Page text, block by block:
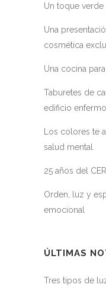
Un toque verde
Una
cosmética
Una cocina
Taburetes de
edificio enfermo
Los colores te
salud mental
25 años del
Orden, luz y
emocional
ÚLTIMAS
Tres tipos de